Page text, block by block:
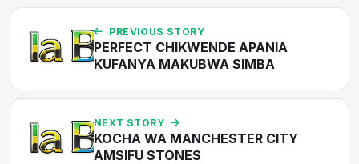
PREVIOUS STORY
PERFECT CHIKWENDE APANIA
KUFANYA MAKUBWA SIMBA
NEXT STORY
KOCHA WA MANCHESTER CITY
AMSIFU STONES